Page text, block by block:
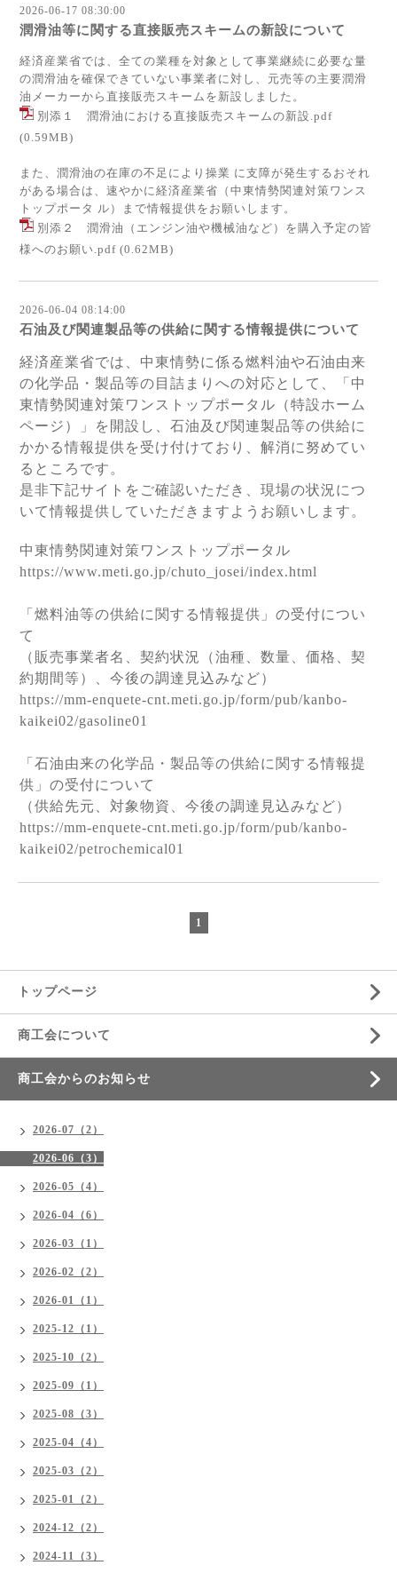
2026-06-17 08:30:00
潤滑油等に関する直接販売スキームの新設について
経済産業省では、全ての業種を対象として事業継続に必要な量
の潤滑油を確保できていない事業者に対し、元売等の主要潤滑
油メーカーから直接販売スキームを新設しました。
別添１ 潤滑油における直接販売スキームの新設.pdf
(0.59MB)
また、潤滑油の在庫の不足により操業 に支障が発生するおそれ
がある場合は、速やかに経済産業省（中東情勢関連対策ワンス
トップポータ ル）まで情報提供をお願いします。
別添２ 潤滑油（エンジン油や機械油など）を購入予定の皆
様へのお願い.pdf (0.62MB)
2026-06-04 08:14:00
石油及び関連製品等の供給に関する情報提供について
経済産業省では、中東情勢に係る燃料油や石油由来
の化学品・製品等の目詰まりへの対応として、「中
東情勢関連対策ワンストップポータル（特設ホーム
ページ）」を開設し、石油及び関連製品等の供給に
かかる情報提供を受け付けており、解消に努めてい
るところです。
是非下記サイトをご確認いただき、現場の状況につ
いて情報提供していただきますようお願いします。
中東情勢関連対策ワンストップポータル
https://www.meti.go.jp/chuto_josei/index.html
「燃料油等の供給に関する情報提供」の受付につい
て
（販売事業者名、契約状況（油種、数量、価格、契
約期間等）、今後の調達見込みなど）
https://mm-enquete-cnt.meti.go.jp/form/pub/kanbo-
kaikei02/gasoline01
「石油由来の化学品・製品等の供給に関する情報提
供」の受付について
（供給先元、対象物資、今後の調達見込みなど）
https://mm-enquete-cnt.meti.go.jp/form/pub/kanbo-
kaikei02/petrochemical01
1
トップページ
商工会について
商工会からのお知らせ
2026-07（2）
2026-06（3）
2026-05（4）
2026-04（6）
2026-03（1）
2026-02（2）
2026-01（1）
2025-12（1）
2025-10（2）
2025-09（1）
2025-08（3）
2025-04（4）
2025-03（2）
2025-01（2）
2024-12（2）
2024-11（3）